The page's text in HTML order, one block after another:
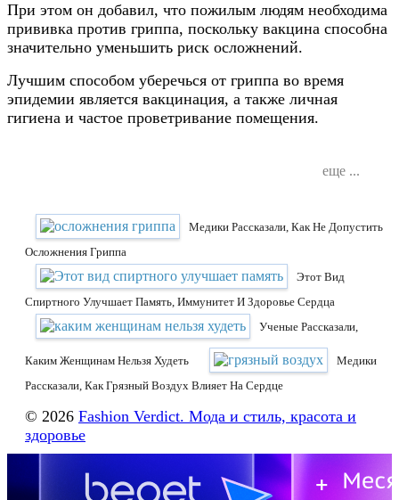
При этом он добавил, что пожилым людям необходима
прививка против гриппа, поскольку вакцина способна
значительно уменьшить риск осложнений.
Лучшим способом уберечься от гриппа во время
эпидемии является вакцинация, а также личная
гигиена и частое проветривание помещения.
еще ...
Медики Рассказали, Как Не Допустить
Осложнения Гриппа
Этот Вид
Спиртного Улучшает Память, Иммунитет И Здоровье Сердца
Ученые Рассказали,
Каким Женщинам Нельзя Худеть
Медики
Рассказали, Как Грязный Воздух Влияет На Сердце
© 2026 Fashion Verdict. Мода и стиль, красота и
здоровье